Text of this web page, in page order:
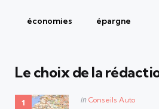
économies épargne
Le choix de la
Posted
in Conseils Auto